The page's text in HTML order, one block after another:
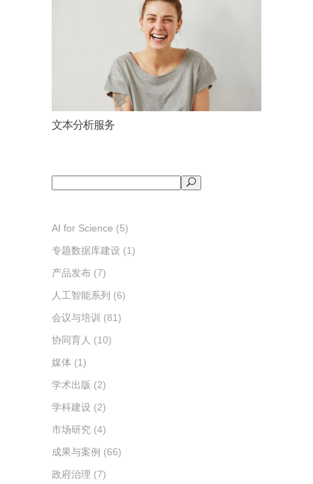
文本分析服务
AI for Science (5)
专题数据库建设 (1)
产品发布 (7)
人工智能系列 (6)
会议与培训 (81)
协同育人 (10)
媒体 (1)
学术出版 (2)
学科建设 (2)
市场研究 (4)
成果与案例 (66)
政府治理 (7)